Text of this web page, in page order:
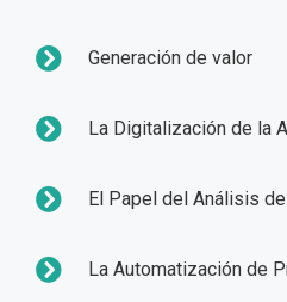
Generación de valor
La Digitalización de la
El Papel del Análisis
La Automatización de